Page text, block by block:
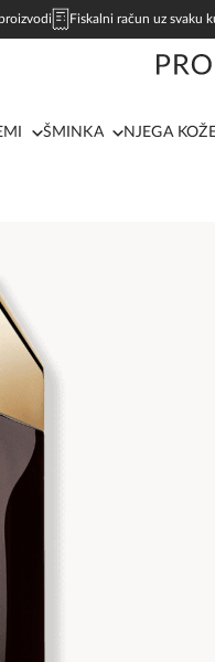
Fiskalni račun uz svaku
ŠMINKA NJEGA